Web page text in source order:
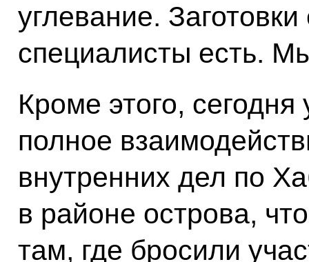
углевание.
специалисты есть.
Кроме этого,
полное
внутренних дел по
в районе острова,
там, где бросили